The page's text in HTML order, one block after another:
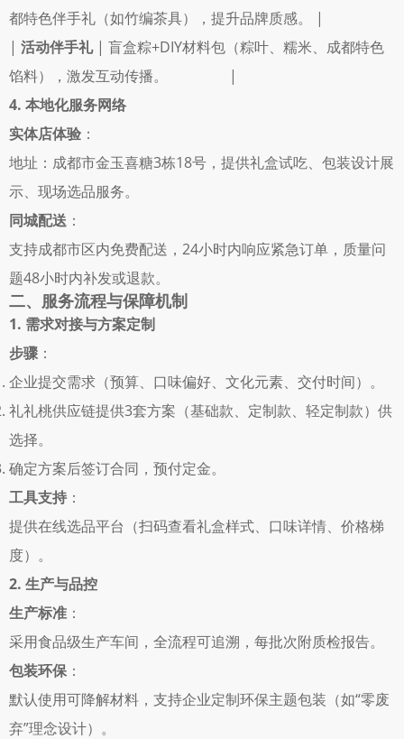
都特色伴手礼（如竹编茶具），提升品牌质感。 |
| 活动伴手礼 | 盲盒粽+DIY材料包（粽叶、糯米、成都特色
馅料），激发互动传播。                 |
4. 本地化服务网络
实体店体验 ：
地址：成都市金玉喜糖3栋18号，提供礼盒试吃、包装设计展
示、现场选品服务。
同城配送 ：
支持成都市区内免费配送，24小时内响应紧急订单，质量问
题48小时内补发或退款。
二、服务流程与保障机制
1. 需求对接与方案定制
步骤 ：
企业提交需求（预算、口味偏好、文化元素、交付时间）。
礼礼桃供应链提供3套方案（基础款、定制款、轻定制款）供
选择。
确定方案后签订合同，预付定金。
工具支持 ：
提供在线选品平台（扫码查看礼盒样式、口味详情、价格梯
度）。
2. 生产与品控
生产标准 ：
采用食品级生产车间，全流程可追溯，每批次附质检报告。
包装环保 ：
默认使用可降解材料，支持企业定制环保主题包装（如“零废
弃”理念设计）。